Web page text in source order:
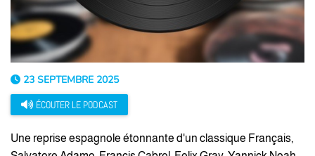
23 SEPTEMBRE 2025
ÉCOUTER LE PODCAST
Une reprise espagnole étonnante d'un classique Français,